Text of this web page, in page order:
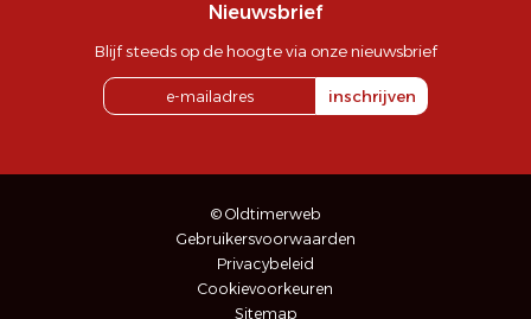
Nieuwsbrief
Blijf steeds op de hoogte via onze nieuwsbrief
inschrijven
© Oldtimerweb
Gebruikersvoorwaarden
Privacybeleid
Cookievoorkeuren
Sitemap